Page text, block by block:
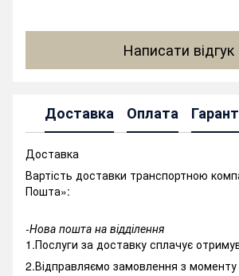
Написати відгук
Доставка Оплата
Доставка
Вартість доставки транспортною
Пошта»:
-Нова пошта на відділення
1.Послуги за доставку сплачує
2.Відправляємо замовлення з